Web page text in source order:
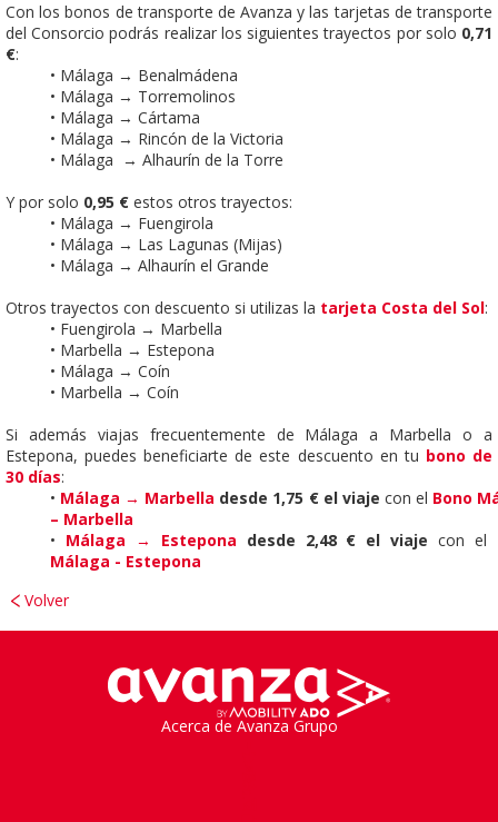
Con los bonos de transporte de Avanza y las tarjetas de transporte
del Consorcio podrás realizar los siguientes trayectos por solo 0,71
€:
• Málaga → Benalmádena
• Málaga → Torremolinos
• Málaga → Cártama
• Málaga → Rincón de la Victoria
• Málaga → Alhaurín de la Torre
Y por solo 0,95 € estos otros trayectos:
• Málaga → Fuengirola
• Málaga → Las Lagunas (Mijas)
• Málaga → Alhaurín el Grande
Otros trayectos con descuento si utilizas la tarjeta Costa del Sol:
• Fuengirola → Marbella
• Marbella → Estepona
• Málaga → Coín
• Marbella → Coín
Si además viajas frecuentemente de Málaga a Marbella o a
Estepona, puedes beneficiarte de este descuento en tu bono de
30 días:
• Málaga → Marbella desde 1,75 € el viaje con el Bono
– Marbella
• Málaga → Estepona desde 2,48 € el viajecon el
Málaga - Estepona
Volver
Acerca de Avanza Grupo